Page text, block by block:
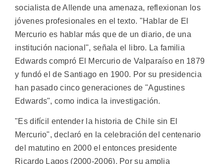
socialista de Allende una amenaza, reflexionan los
jóvenes profesionales en el texto. "Hablar de El
Mercurio es hablar más que de un diario, de una
institución nacional", señala el libro. La familia
Edwards compró El Mercurio de Valparaíso en 1879
y fundó el de Santiago en 1900. Por su presidencia
han pasado cinco generaciones de "Agustines
Edwards", como indica la investigación.
"Es difícil entender la historia de Chile sin El
Mercurio", declaró en la celebración del centenario
del matutino en 2000 el entonces presidente
Ricardo Lagos (2000-2006). Por su amplia